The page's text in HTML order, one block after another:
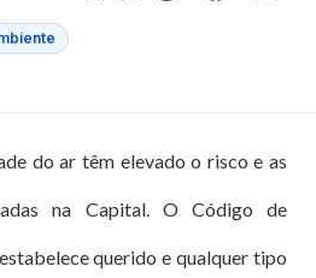
do ar têm elevado o risco e as
na Capital. O Código de
querido e qualquer tipo